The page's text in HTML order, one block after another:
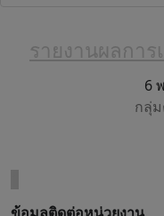
รายงานผลกา
6
กลุ่